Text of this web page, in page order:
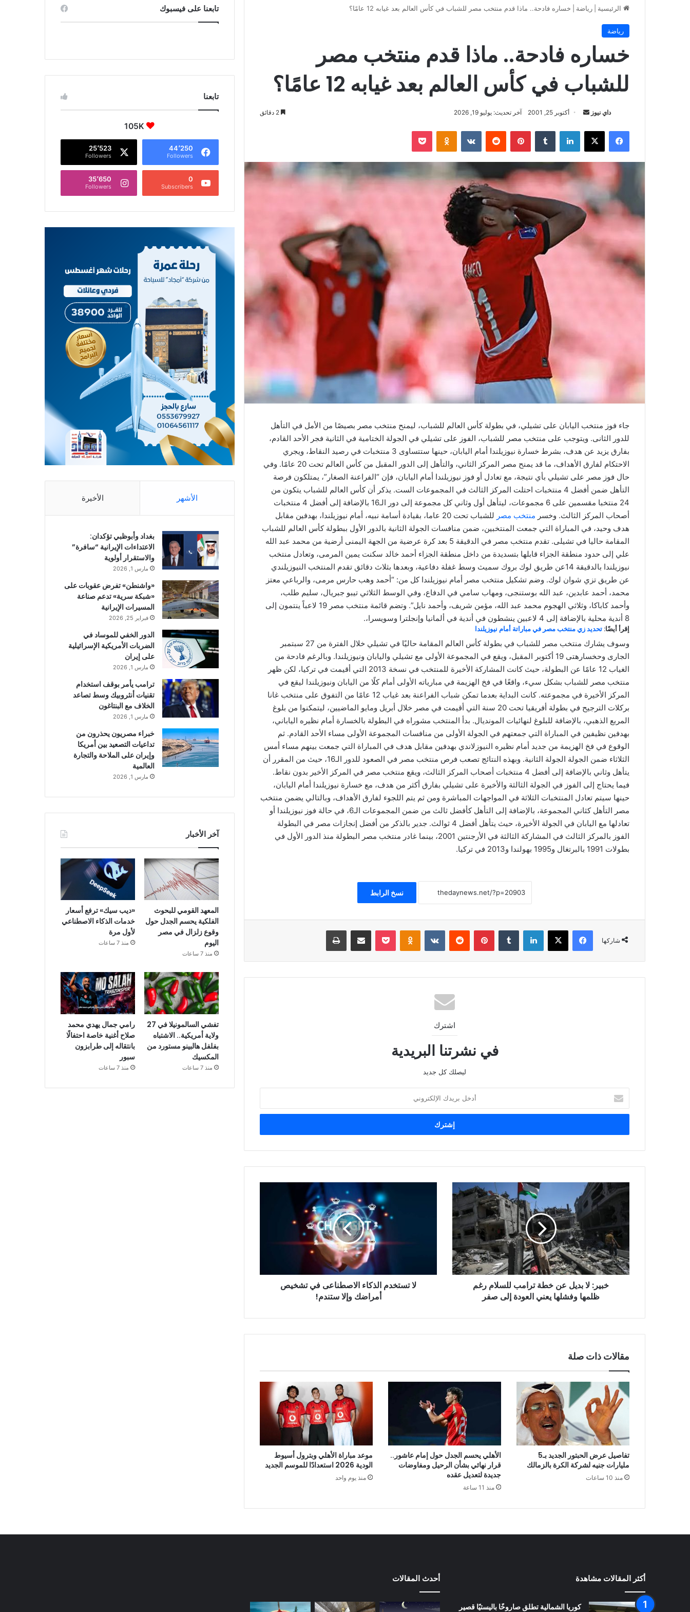
الرئيسية رياضة خساره فادحة.. ماذا قدم منتخب مصر للشباب في كأس العالم بعد غيابه 12 عامًا؟
رياضة
خساره فادحة.. ماذا قدم منتخب مصر
للشباب في كأس العالم بعد غيابه 12 عامًا؟
داي نيوز
أرسل
إلكترونيا
أكتوبر 25, 2001 آخر تحديث: يوليو 19, 2026
فيسبوك ‫X لينكدإن بينتيريست Odnoklassniki
‫Pocket
جاء فوز منتخب اليابان على تشيلي، في بطولة كأس العالم للشباب، ليمنح منتخب مصر بصيصًا من الأمل في التأهل
للدور الثانى. ويتوجب على منتخب مصر للشباب، الفوز على تشيلي في الجولة الختامية في الثانية فجر الأحد القادم،
بفارق يزيد عن هدف، بشرط خسارة نيوزيلندا أمام اليابان، حينها ستتساوى 3 منتخبات في رصيد النقاط، ويجري
الاحتكام لفارق الأهداف، ما قد يمنح مصر المركز الثاني، والتأهل إلى الدور المقبل من كأس العالم تحت 20 عامًا. وفي
حال فوز مصر على تشيلي بأي نتيجة، مع تعادل أو فوز نيوزيلندا أمام اليابان، فإن “الفراعنة الصغار”، يمتلكون فرصة
التأهل ضمن أفضل 4 منتخبات احتلت المركز الثالث في المجموعات الست. يذكر أن كأس العالم للشباب يتكون من
24 منتخبا مقسمين على 6 مجموعات، ليتأهل أول وثاني كل مجموعة إلى دور الـ16 بالإضافة إلى أفضل 4 منتخبات
أصحاب المركز الثالث. وخسر منتخب مصر
للشباب تحت 20 عاما، بقيادة أسامة نبيه، أمام نيوزيلندا، بهدفين مقابل
هدف وحيد، في المباراة التي جمعت المنتخبين، ضمن منافسات الجولة الثانية بالدور الأول ببطولة كأس العالم للشباب
المقامة حاليا في تشيلى. تقدم منتخب مصر في الدقيقة 5 بعد كرة عرضية من الجهة اليمنى أرضية من محمد عبد الله
علي إلى حدود منطقة الجزاء قابلها بتسديدة من داخل منطقة الجزاء أحمد خالد سكنت يمين المرمى، وتعادل منتخب
نيوزيلندا بالدقيقة 14عن طريق لوك بروك سميث وسط غفلة دفاعية، وبعدها بثلاث دقائق تقدم المنتخب النيوزيلندي
عن طريق تزي شوان لوك. وضم تشكيل منتخب مصر أمام نيوزيلندا كل من: “أحمد وهب حارس مرمى، والرباعي معتز
محمد، أحمد عابدين، عبد الله بوستنجى، ومهاب سامي في الدفاع، وفي الوسط الثلاثي تيبو جبريال، سليم طلب،
وأحمد كاباكا، وثلاثي الهجوم محمد عبد الله، مؤمن شريف، وأحمد نايل”. وتضم قائمة منتخب مصر 19 لاعباً ينتمون إلى
8 أندية محلية بالإضافة إلى 4 لاعبين ينشطون في أندية في ألمانيا وإنجلترا وسويسرا،.
إقرأ أيضًا: تحديد زي منتخب مصر في مباراتة أمام نيوزيلندا
وسوف يشارك منتخب مصر للشباب في بطولة كأس العالم المقامة حاليًا في تشيلي خلال الفترة من 27 سبتمبر
الجارى وحخسارهتى 19 أكتوبر المقبل، ويقع في المجموعة الأولى مع تشيلي واليابان ونيوزيلندا. وبالرغم فادحة من
الغياب 12 عامًا عن البطولة، حيث كانت المشاركة الأخيرة للمنتخب في نسخة 2013 التي أقيمت في تركيا، لكن ظهر
منتخب مصر للشباب بشكل سيء، واقعًا في فخ الهزيمة في مبارياته الأولى أمام كلًا من اليابان ونيوزيلندا ليقع في
المركز الأخيرة في مجموعته. كانت البداية بعدما تمكن شباب الفراعنة بعد غياب 12 عامًا من التفوق على منتخب غانا
بركلات الترجيح في بطولة أفريقيا تحت 20 سنة التي أقيمت في مصر خلال أبريل ومايو الماضيين، ليتمكنوا من بلوغ
المربع الذهبي، بالإضافة للبلوغ لنهائيات المونديال. بدأ المنتخب مشوراه في البطولة بالخسارة أمام نظيره الياباني،
بهدفين نظيفين في المباراة التي جمعتهم في الجولة الأولى من منافسات المجموعة الأولى مساء الأحد القادم. ثم
الوقوع في فخ الهزيمة من جديد أمام نظيره النيوزلاندي بهدفين مقابل هدف في المباراة التي جمعت بينهم مساء أمس
الثلاثاء ضمن الجولة الجولة الثانية. وبهذه النتائج تصعب فرص منتخب مصر في الصعود للدور الـ16، حيث من المقرر أن
يتأهل وثاني بالإضافة إلى أفضل 4 منتخبات أصحاب المركز الثالث، ويقع منتخب مصر في المركز الأخير بدون نقاط.
فيما يحتاج إلى الفوز في الجولة الثالثة والأخيرة على تشيلي بفارق أكثر من هدف، مع خسارة نيوزيلندا أمام اليابان،
حينها سيتم تعادل المنتخبات الثلاثة في المواجهات المباشرة ومن ثم يتم اللجوء لفارق الأهداف، وبالتالي يضمن منتخب
مصر التأهل كثاني المجموعة، بالإضافة إلى التأهل كأفضل ثالث من ضمن المجموعات الـ6، في حالة فوز نيوزيلندا أو
تعادلها مع اليابان في الجولة الأخيرة، حيث يتأهل أفضل 4 ثوالث. جدير بالذكر من أفضل إنجازات مصر في البطولة
الفوز بالمركز الثالث في المشاركة الثالثة في الأرجنتين 2001، بينما غادر منتخب مصر البطولة منذ الدور الأول في
بطولات 1991 بالبرتغال و1995 بهولندا و2013 في تركيا.
نسخ الرابط
شاركها
فيسبوك ‫X لينكدإن بينتيريست Odnoklassniki
‫Pocket مشاركة عبر البريد طباعة
اشترك
في نشرتنا البريدية
ليصلك كل جديد
بريدك
الإلكتروني
خبير:
ترامب
للسلام
رغم
ظلمها
إلى
خبير: لا بديل عن خطة ترامب للسلام رغم
ظلمها وفشلها يعني العودة إلى صفر
ستندم!
لا تستخدم الذكاء الاصطناعى في تشخيص
أمراضك وإلا ستندم!
مقالات ذات صلة
تفاصيل عرض الحبتور الجديد بـ5
مليارات جنيه لشركة الكرة بالزمالك
منذ 10 ساعات
الأهلي يحسم الجدل حول إمام عاشور..
قرار نهائي بشأن الرحيل ومفاوضات
جديدة لتعديل عقده
منذ 11 ساعة
موعد مباراة الأهلي وبترول أسيوط
الودية 2026 استعدادًا للموسم الجديد
منذ يوم واحد
تابعنا على فيسبوك
تابعنا
105K
44٬250
Followers
25٬523
Followers
0
Subscribers
35٬650
Followers
الأشهر الأخيرة
بغداد وأبوظبي تؤكدان:
الاعتداءات الإيرانية “سافرة”
والاستقرار أولوية
مارس 1, 2026
«واشنطن» تفرض عقوبات على
«شبكة سرية» تدعم صناعة
المسيرات الإيرانية
فبراير 25, 2026
الدور الخفي للموساد في
الضربات الأمريكية الإسرائيلية
على إيران
مارس 1, 2026
ترامب يأمر بوقف استخدام
تقنيات أنثروبيك وسط تصاعد
الخلاف مع البنتاغون
مارس 1, 2026
خبراء مصريون يحذرون من
تداعيات التصعيد بين أمريكا
وإيران على الملاحة والتجارة
العالمية
مارس 1, 2026
آخر الأخبار
المعهد القومي للبحوث
الفلكية يحسم الجدل حول
وقوع زلزال في مصر
اليوم
منذ 7 ساعات
«ديب سيك» ترفع أسعار
خدمات الذكاء الاصطناعي
لأول مرة
منذ 7 ساعات
تفشي السالمونيلا في 27
ولاية أمريكية.. الاشتباه
بفلفل هالبينو مستورد من
المكسيك
منذ 7 ساعات
رامي جمال يهدي محمد
صلاح أغنية خاصة احتفالًا
بانتقاله إلى طرابزون
سبور
منذ 7 ساعات
أكثر المقالات مشاهدة
كوريا الشمالية تطلق صاروخًا باليستيًا قصير
أحدث المقالات